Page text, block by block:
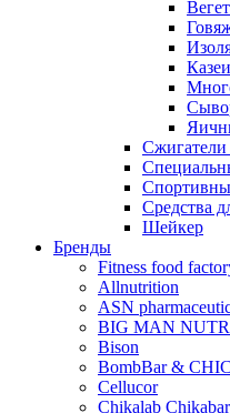
Средства
Шейкер
Бренды
Fitness food
Allnutrition
ASN
BIG MAN
Bison
BombBar &
Cellucor
Chikalab Chikabar